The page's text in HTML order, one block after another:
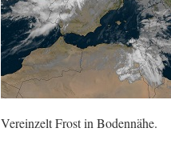
Vereinzelt Frost in Bodennähe.